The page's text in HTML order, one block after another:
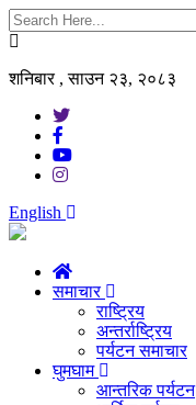
शनिबार , साउन २३, २०८३
English
समाचार
राष्ट्रिय
अन्तर्राष्ट्रिय
पर्यटन समाचार
घुमघाम
आन्तरिक पर्यटन